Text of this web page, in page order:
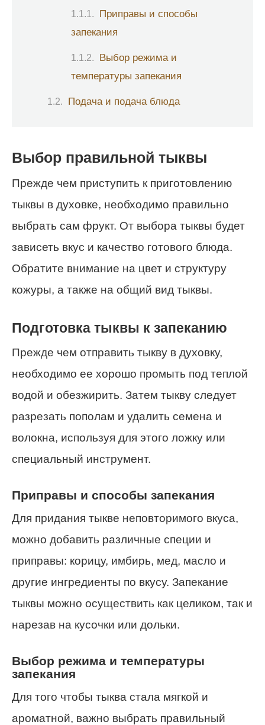
Приправы и способы
запекания
Выбор режима и
температуры запекания
Подача и подача блюда
Выбор правильной тыквы
Прежде чем приступить к приготовлению
тыквы в духовке, необходимо правильно
выбрать сам фрукт. От выбора тыквы будет
зависеть вкус и качество готового блюда.
Обратите внимание на цвет и структуру
кожуры, а также на общий вид тыквы.
Подготовка тыквы к запеканию
Прежде чем отправить тыкву в духовку,
необходимо ее хорошо промыть под теплой
водой и обезжирить. Затем тыкву следует
разрезать пополам и удалить семена и
волокна, используя для этого ложку или
специальный инструмент.
Приправы и способы запекания
Для придания тыкве неповторимого вкуса,
можно добавить различные специи и
приправы: корицу, имбирь, мед, масло и
другие ингредиенты по вкусу. Запекание
тыквы можно осуществить как целиком, так и
нарезав на кусочки или дольки.
Выбор режима и температуры
запекания
Для того чтобы тыква стала мягкой и
ароматной, важно выбрать правильный